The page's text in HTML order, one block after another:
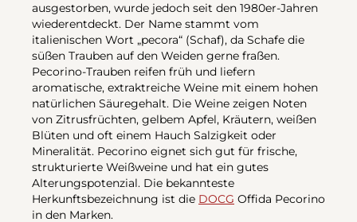
ausgestorben, wurde jedoch seit den 1980er-Jahren
wiederentdeckt. Der Name stammt vom
italienischen Wort „pecora“ (Schaf), da Schafe die
süßen Trauben auf den Weiden gerne fraßen.
Pecorino-Trauben reifen früh und liefern
aromatische, extraktreiche Weine mit einem hohen
natürlichen Säuregehalt. Die Weine zeigen Noten
von Zitrusfrüchten, gelbem Apfel, Kräutern, weißen
Blüten und oft einem Hauch Salzigkeit oder
Mineralität. Pecorino eignet sich gut für frische,
strukturierte Weißweine und hat ein gutes
Alterungspotenzial. Die bekannteste
Herkunftsbezeichnung ist die DOCG Offida Pecorino
in den Marken.